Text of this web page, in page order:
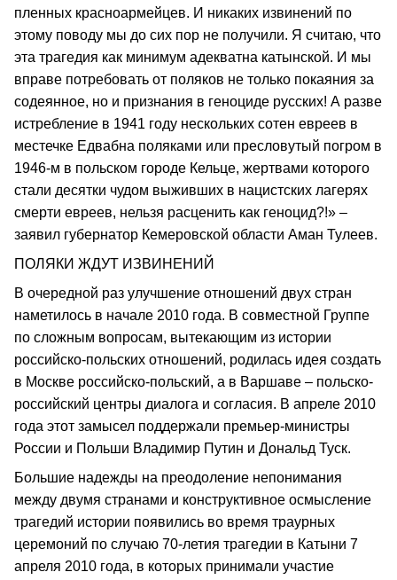
пленных красноармейцев. И никаких извинений по
этому поводу мы до сих пор не получили. Я считаю, что
эта трагедия как минимум адекватна катынской. И мы
вправе потребовать от поляков не только покаяния за
содеянное, но и признания в геноциде русских! А разве
истребление в 1941 году нескольких сотен евреев в
местечке Едвабна поляками или пресловутый погром в
1946-м в польском городе Кельце, жертвами которого
стали десятки чудом выживших в нацистских лагерях
смерти евреев, нельзя расценить как геноцид?!» –
заявил губернатор Кемеровской области Аман Тулеев.
ПОЛЯКИ ЖДУТ ИЗВИНЕНИЙ
В очередной раз улучшение отношений двух стран
наметилось в начале 2010 года. В совместной Группе
по сложным вопросам, вытекающим из истории
российско-польских отношений, родилась идея создать
в Москве российско-польский, а в Варшаве – польско-
российский центры диалога и согласия. В апреле 2010
года этот замысел поддержали премьер-министры
России и Польши Владимир Путин и Дональд Туск.
Большие надежды на преодоление непонимания
между двумя странами и конструктивное осмысление
трагедий истории появились во время траурных
церемоний по случаю 70-летия трагедии в Катыни 7
апреля 2010 года, в которых принимали участие